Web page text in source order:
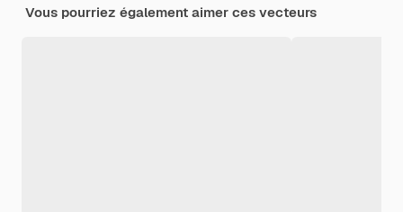
Vous pourriez également aimer ces vecteurs